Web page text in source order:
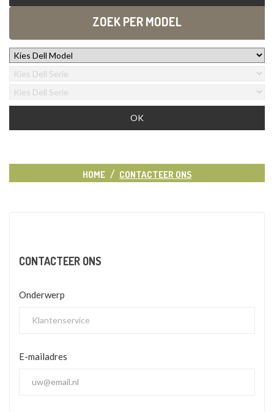
ZOEK PER MODEL
HOME CONTACTEER ONS
CONTACTEER ONS
Onderwerp
E-mailadres